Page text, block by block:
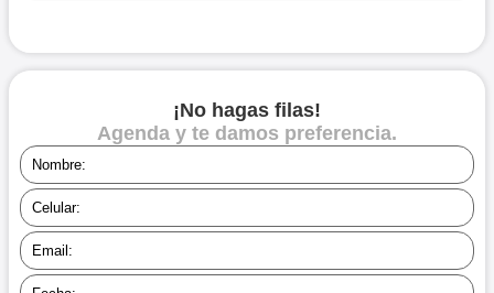
¡No hagas filas!
Agenda y te damos preferencia.